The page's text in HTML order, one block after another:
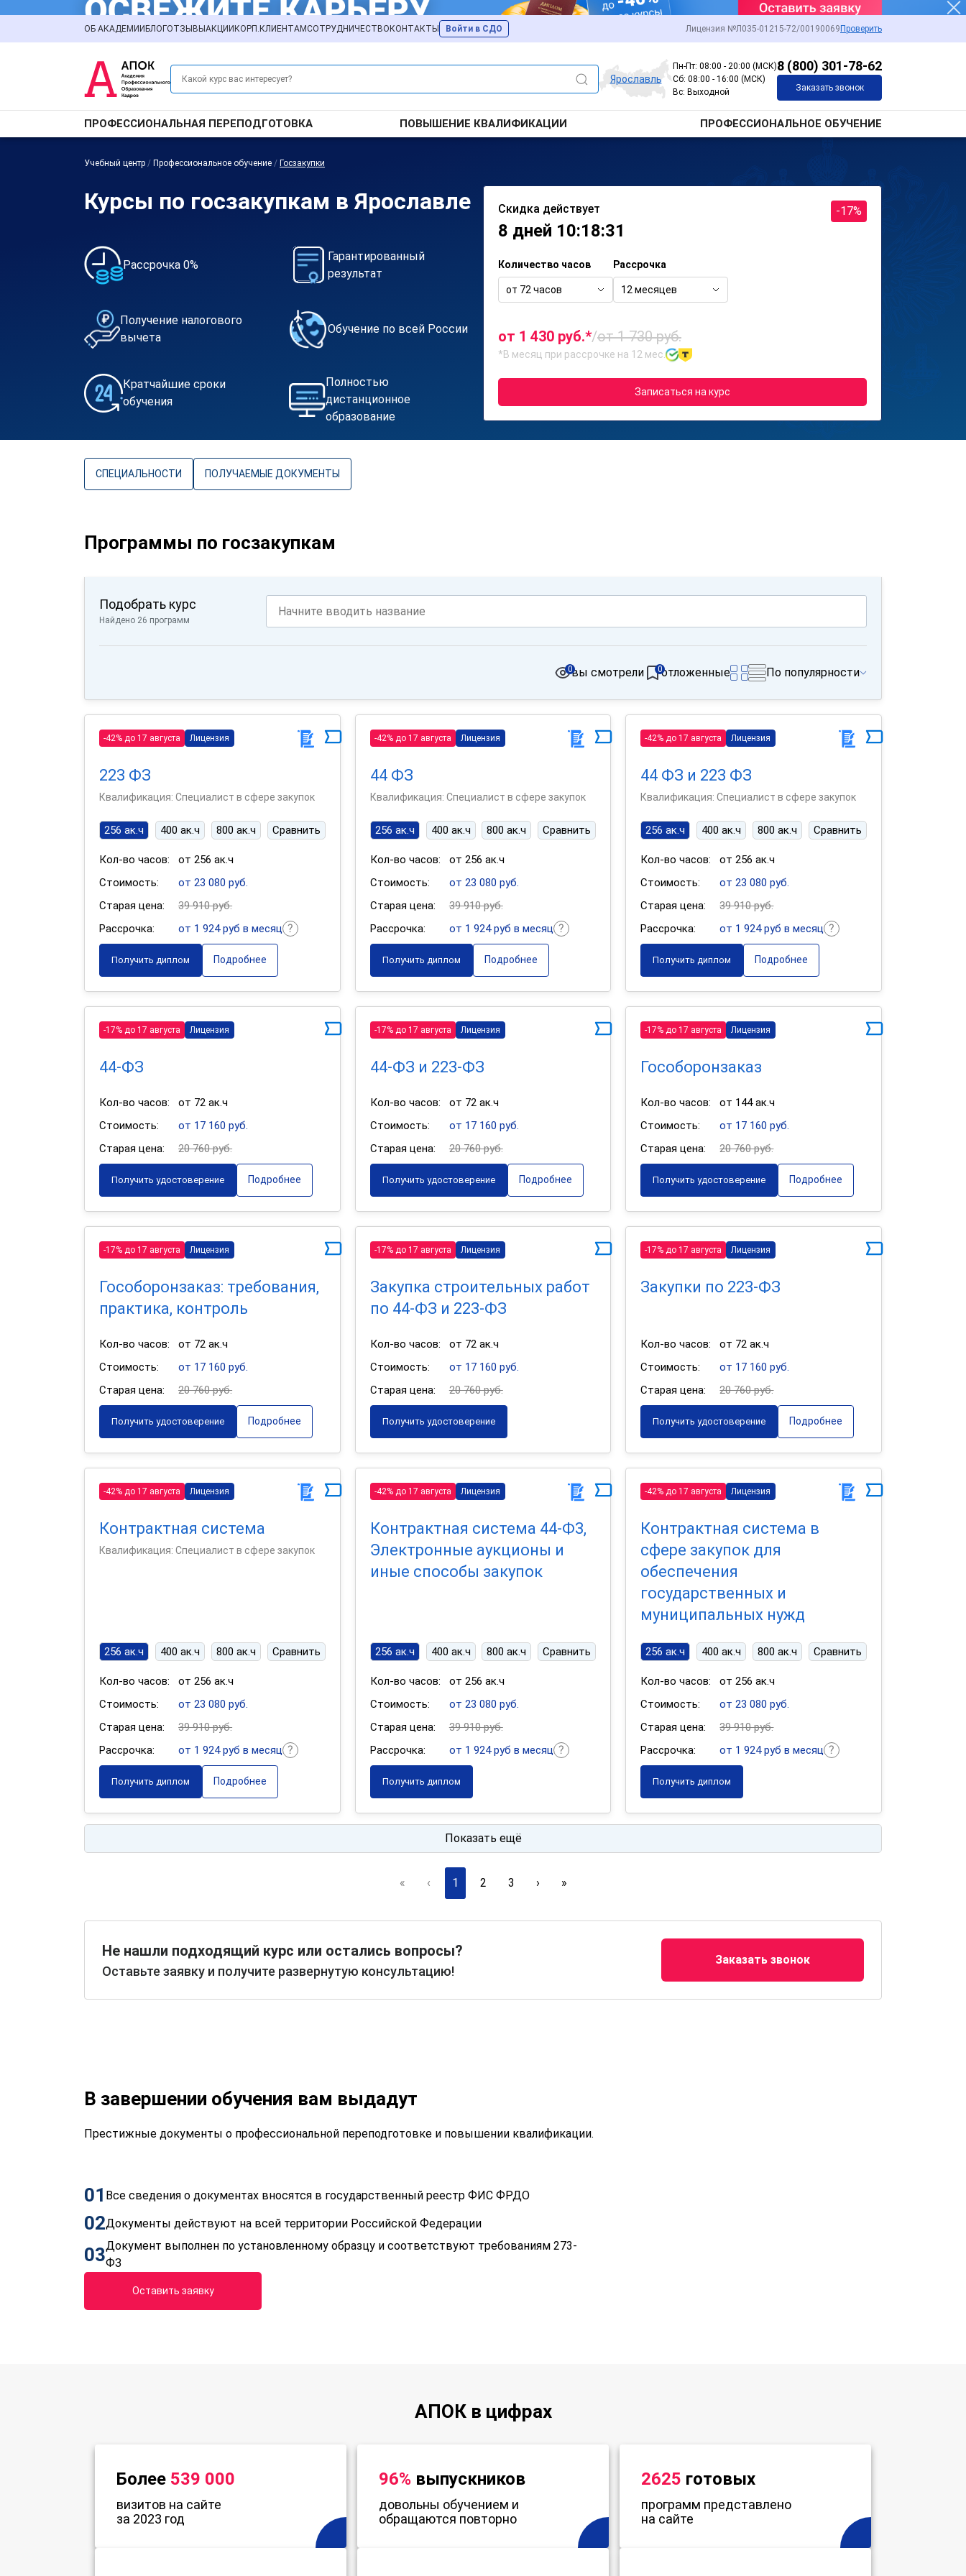
ОБ АКАДЕМИИ БЛОГОТЗЫВЫ АКЦИИ КОРП.КЛИЕНТАМСОТРУДНИЧЕСТВО КОНТАКТЫ Войти в СДО Лицензия №Л035-01215-72/00190069 Проверить
Ярославль
Пн-Пт: 08:00 - 20:00 (МСК)
Сб: 08:00 - 16:00 (МСК)
Вс: Выходной
8 (800) 301-78-62
Заказать звонок
ПРОФЕССИОНАЛЬНАЯ ПЕРЕПОДГОТОВКА ПОВЫШЕНИЕ КВАЛИФИКАЦИИ ПРОФЕССИОНАЛЬНОЕ ОБУЧЕНИЕ
Учебный центр / Профессиональное обучение / Госзакупки
Курсы по госзакупкам в Ярославле
Рассрочка 0%
Гарантированный
результат
Получение налогового
вычета
Обучение по всей России
Кратчайшие сроки
обучения
Полностью
дистанционное
образование
Скидка действует
8 дней 10:18:31
-17%
Количество часов
от 72 часов
Рассрочка
12 месяцев
от 1 430 руб.*/от 1 730 руб.
*В месяц при рассрочке на 12 мес.
Записаться на курс
СПЕЦИАЛЬНОСТИ ПОЛУЧАЕМЫЕ ДОКУМЕНТЫ
Программы по госзакупкам
Подобрать курс
Найдено 26 программ
вы смотрели
0 отложенные
0 По популярности
-42% до 17 августа Лицензия
223 ФЗ
Квалификация: Специалист в сфере закупок
256 ак.ч 400 ак.ч 800 ак.ч Сравнить
Кол-во часов:
от 256 ак.ч
Стоимость:
от 23 080 руб.
Старая цена:
39 910 руб.
Рассрочка:
от 1 924 руб в месяц
Получить диплом Подробнее
-42% до 17 августа Лицензия
44 ФЗ
Квалификация: Специалист в сфере закупок
256 ак.ч 400 ак.ч 800 ак.ч Сравнить
Кол-во часов:
от 256 ак.ч
Стоимость:
от 23 080 руб.
Старая цена:
39 910 руб.
Рассрочка:
от 1 924 руб в месяц
Получить диплом Подробнее
-42% до 17 августа Лицензия
44 ФЗ и 223 ФЗ
Квалификация: Специалист в сфере закупок
256 ак.ч 400 ак.ч 800 ак.ч Сравнить
Кол-во часов:
от 256 ак.ч
Стоимость:
от 23 080 руб.
Старая цена:
39 910 руб.
Рассрочка:
от 1 924 руб в месяц
Получить диплом Подробнее
-17% до 17 августа Лицензия
44-ФЗ
Кол-во часов:
от 72 ак.ч
Стоимость:
от 17 160 руб.
Старая цена:
20 760 руб.
Получить удостоверение Подробнее
-17% до 17 августа Лицензия
44-ФЗ и 223-ФЗ
Кол-во часов:
от 72 ак.ч
Стоимость:
от 17 160 руб.
Старая цена:
20 760 руб.
Получить удостоверение Подробнее
-17% до 17 августа Лицензия
Гособоронзаказ
Кол-во часов:
от 144 ак.ч
Стоимость:
от 17 160 руб.
Старая цена:
20 760 руб.
Получить удостоверение Подробнее
-17% до 17 августа Лицензия
Гособоронзаказ: требования,
практика, контроль
Кол-во часов:
от 72 ак.ч
Стоимость:
от 17 160 руб.
Старая цена:
20 760 руб.
Получить удостоверение Подробнее
-17% до 17 августа Лицензия
Закупка строительных работ
по 44-ФЗ и 223-ФЗ
Кол-во часов:
от 72 ак.ч
Стоимость:
от 17 160 руб.
Старая цена:
20 760 руб.
Получить удостоверение
-17% до 17 августа Лицензия
Закупки по 223-ФЗ
Кол-во часов:
от 72 ак.ч
Стоимость:
от 17 160 руб.
Старая цена:
20 760 руб.
Получить удостоверение Подробнее
-42% до 17 августа Лицензия
Контрактная система
Квалификация: Специалист в сфере закупок
256 ак.ч 400 ак.ч 800 ак.ч Сравнить
Кол-во часов:
от 256 ак.ч
Стоимость:
от 23 080 руб.
Старая цена:
39 910 руб.
Рассрочка:
от 1 924 руб в месяц
Получить диплом Подробнее
-42% до 17 августа Лицензия
Контрактная система 44-Ф3,
Электронные аукционы и
иные способы закупок
256 ак.ч 400 ак.ч 800 ак.ч Сравнить
Кол-во часов:
от 256 ак.ч
Стоимость:
от 23 080 руб.
Старая цена:
39 910 руб.
Рассрочка:
от 1 924 руб в месяц
Получить диплом
-42% до 17 августа Лицензия
Контрактная система в
сфере закупок для
обеспечения
государственных и
муниципальных нужд
256 ак.ч 400 ак.ч 800 ак.ч Сравнить
Кол-во часов:
от 256 ак.ч
Стоимость:
от 23 080 руб.
Старая цена:
39 910 руб.
Рассрочка:
от 1 924 руб в месяц
Получить диплом
Показать ещё
« ‹ 1 2 3 › »
Не нашли подходящий курс или остались вопросы?
Оставьте заявку и получите развернутую консультацию!
Заказать звонок
В завершении обучения вам выдадут
Престижные документы о профессиональной переподготовке и повышении квалификации.
01 Все сведения о документах вносятся в государственный реестр ФИС ФРДО
02Документы действуют на всей территории Российской Федерации
03Документ выполнен по установленному образцу и соответствуют требованиям 273-
ФЗ
Оставить заявку
АПОК в цифрах
Более 539 000
визитов на сайте
за 2023 год
96% выпускников
довольны обучением и
обращаются повторно
2625 готовых
программ представлено
на сайте